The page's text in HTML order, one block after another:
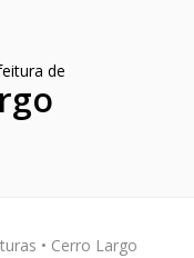
de
• Cerro Largo